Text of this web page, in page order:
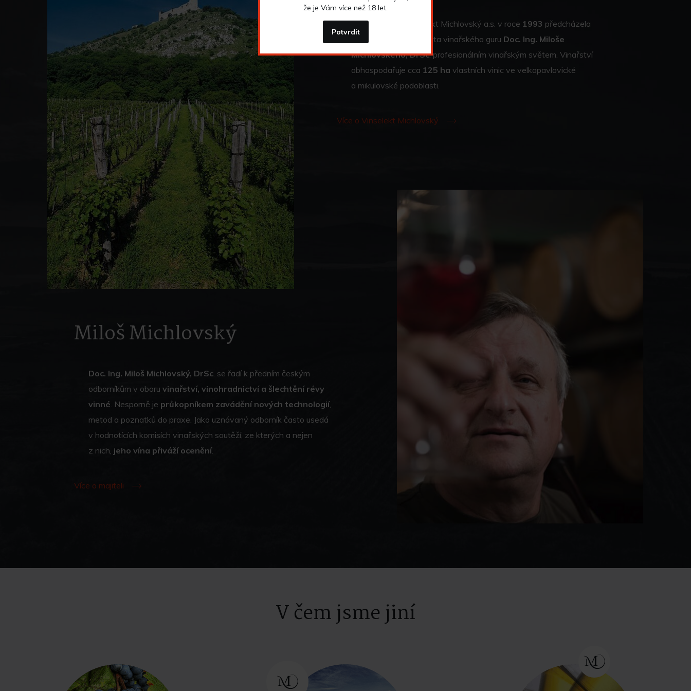
Založení firmy Vinselekt Michlovský a.s. v roce 1993 předcházela
více než třicetiletá cesta vinařského guru Doc. Ing. Miloše
Michlovského, DrSc. profesionálním vinařským světem. Vinařství
obhospodařuje cca 125 ha vlastních vinic ve velkopavlovické
a mikulovské podoblasti.
Více o Vinselekt Michlovský
Miloš Michlovský
Doc. Ing. Miloš Michlovský, DrSc. se řadí k předním českým
odborníkům v oboruvinařství, vinohradnictví a šlechtění révy
vinné. Nesporně je průkopníkem zavádění nových technologií,
metod a poznatků do praxe. Jako uznávaný odborník často usedá
v hodnotících komisích vinařských soutěží, ze kterých a nejen
z nich, jeho vína přiváží ocenění.
Více o majiteli
V čem jsme jiní
že je Vám více než 18 let.
Potvrdit